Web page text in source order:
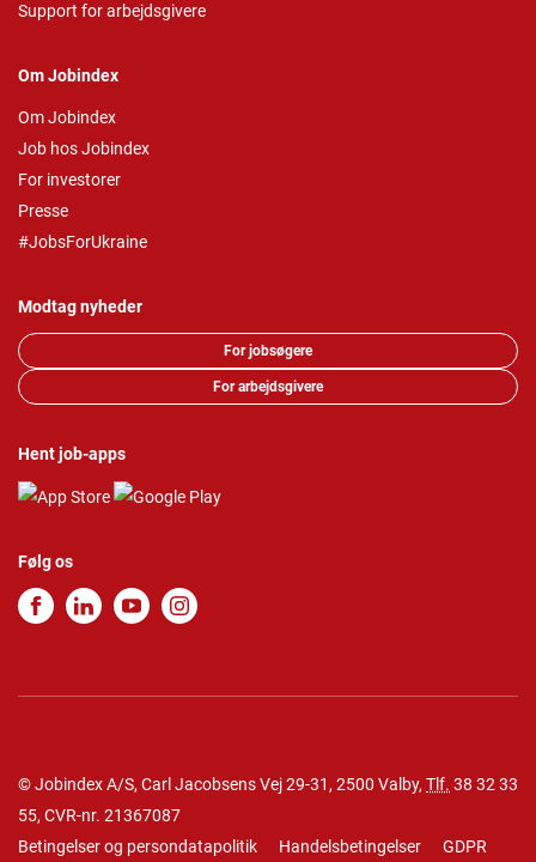
Support for arbejdsgivere
Om Jobindex
Om Jobindex
Job hos Jobindex
For investorer
Presse
#JobsForUkraine
Modtag nyheder
For jobsøgere
For arbejdsgivere
Hent job-apps
Følg os
© Jobindex A/S, Carl Jacobsens Vej 29-31, 2500 Valby, Tlf. 38 32 33
55, CVR-nr. 21367087
Betingelser og persondatapolitik
Handelsbetingelser GDPR